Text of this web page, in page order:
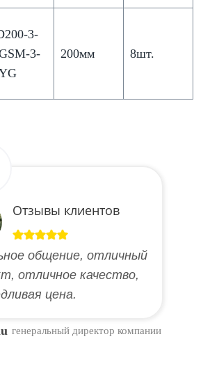
3-
3-
200мм 8шт.
Отзывы клиентов
общение, отличный
отличное качество,
цена.
генеральный директор компании